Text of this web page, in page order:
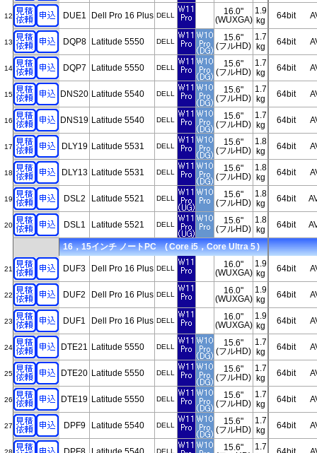
12 DUE1 Dell Pro 16 Plus DELL
16.0"
(WUXGA)
1.9
kg
64bit
13 DQP8 Latitude 5550 DELL
15.6"
(フルHD)
1.7
kg
64bit
14 DQP7 Latitude 5550 DELL
15.6"
(フルHD)
1.7
kg
64bit
15 DNS20 Latitude 5540 DELL
15.6"
(フルHD)
1.7
kg
64bit
16 DNS19 Latitude 5540 DELL
15.6"
(フルHD)
1.7
kg
64bit
17 DLY19 Latitude 5531 DELL
15.6"
(フルHD)
1.8
kg
64bit
18 DLY13 Latitude 5531 DELL
15.6"
(フルHD)
1.8
kg
64bit
19 DSL2 Latitude 5521 DELL
15.6"
(フルHD)
1.8
kg
64bit
20 DSL1 Latitude 5521 DELL
15.6"
(フルHD)
1.8
kg
64bit
16，15インチ ノートPC ( Core i5，Core Ultra 5 )
21 DUF3 Dell Pro 16 Plus DELL
16.0"
(WUXGA)
1.9
kg
64bit
22 DUF2 Dell Pro 16 Plus DELL
16.0"
(WUXGA)
1.9
kg
64bit
23 DUF1 Dell Pro 16 Plus DELL
16.0"
(WUXGA)
1.9
kg
64bit
24 DTE21 Latitude 5550 DELL
15.6"
(フルHD)
1.7
kg
64bit
25 DTE20 Latitude 5550 DELL
15.6"
(フルHD)
1.7
kg
64bit
26 DTE19 Latitude 5550 DELL
15.6"
(フルHD)
1.7
kg
64bit
27 DPF9 Latitude 5540 DELL
15.6"
(フルHD)
1.7
kg
64bit
DELL
15.6"
1.7